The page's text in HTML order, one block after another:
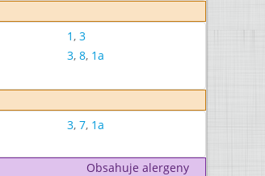
1, 3
3, 8, 1a
3, 7, 1a
Obsahuje alergeny